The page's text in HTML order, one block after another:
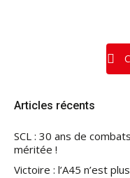
Articles récents
SCL : 30 ans de
méritée !
Victoire : l’A45 n’est